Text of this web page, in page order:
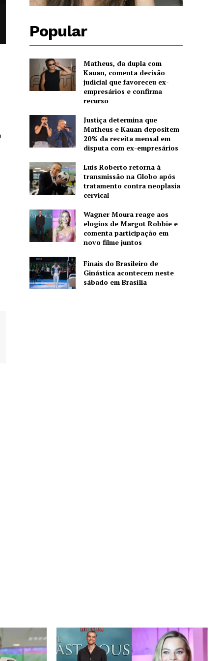
Popular
Matheus, da dupla com
Kauan, comenta decisão
judicial que favoreceu ex-
empresários e confirma
recurso
Justiça determina que
Matheus e Kauan depositem
20% da receita mensal em
disputa com ex-empresários
Luís Roberto retorna à
transmissão na Globo após
tratamento contra neoplasia
cervical
Wagner Moura reage aos
elogios de Margot Robbie e
comenta participação em
novo filme juntos
Finais do Brasileiro de
Ginástica acontecem neste
sábado em Brasília